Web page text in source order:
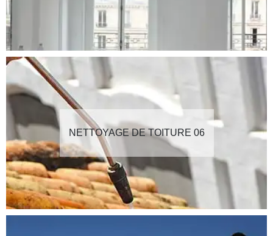
NETTOYAGE DE TOITURE 06